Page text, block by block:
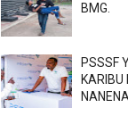
BMG.
PSSSF
KARIBU